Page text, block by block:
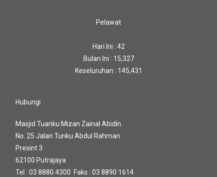
Pelawat
Hari Ini : 42
Bulan Ini : 15,327
Keseluruhan : 145,431
Hubungi
Masjid Tuanku Mizan Zainal Abidin
No. 25 Jalan Tunku Abdul Rahman
Presint 3
62100 Putrajaya
Tel : 03 8880 4300 Faks : 03 8890 1614